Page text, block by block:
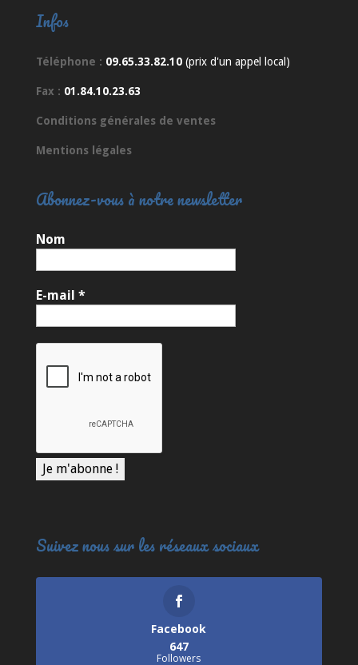
Infos
Téléphone : 09.65.33.82.10(prix d'un appel local)
Fax : 01.84.10.23.63
Conditions générales de ventes
Mentions légales
Abonnez-vous à notre newsletter
Nom
E-mail *
Suivez nous sur les réseaux sociaux
Facebook
647
Followers